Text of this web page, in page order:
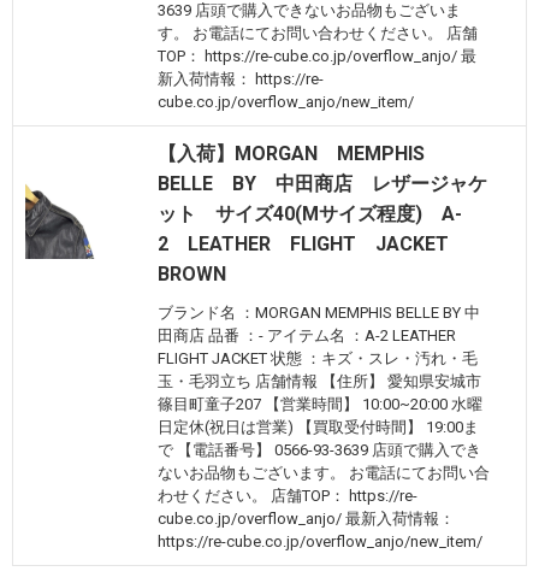
3639 店頭で購入できないお品物もございま
す。 お電話にてお問い合わせください。 店舗
TOP： https://re-cube.co.jp/overflow_anjo/ 最
新入荷情報： https://re-
cube.co.jp/overflow_anjo/new_item/
【入荷】MORGAN MEMPHIS
BELLE BY 中田商店 レザージャケ
ット サイズ40(Mサイズ程度) A-
2 LEATHER FLIGHT JACKET
BROWN
ブランド名 ：MORGAN MEMPHIS BELLE BY 中
田商店 品番 ：- アイテム名 ：A-2 LEATHER
FLIGHT JACKET 状態 ：キズ・スレ・汚れ・毛
玉・毛羽立ち 店舗情報 【住所】 愛知県安城市
篠目町童子207 【営業時間】 10:00~20:00 水曜
日定休(祝日は営業) 【買取受付時間】 19:00ま
で 【電話番号】 0566-93-3639 店頭で購入でき
ないお品物もございます。 お電話にてお問い合
わせください。 店舗TOP： https://re-
cube.co.jp/overflow_anjo/ 最新入荷情報：
https://re-cube.co.jp/overflow_anjo/new_item/